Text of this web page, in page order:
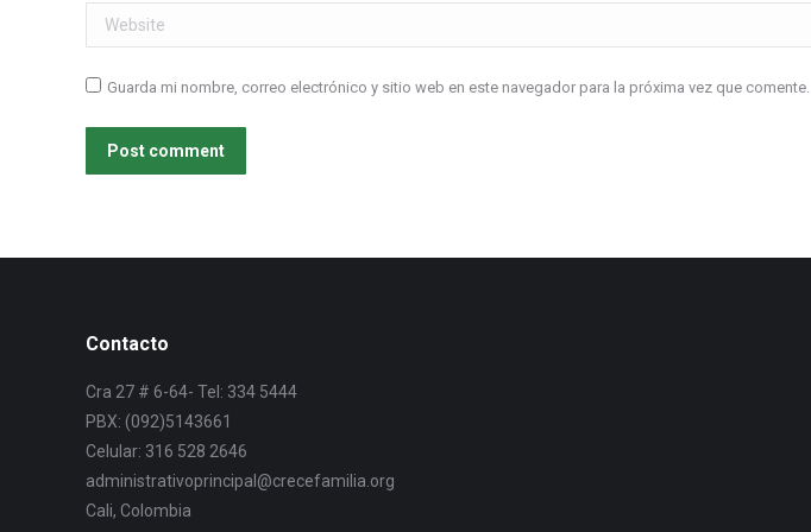
Website
Guarda mi nombre, correo electrónico y sitio web en este navegador para la próxima vez que comente.
Post comment
Contacto
Cra 27 # 6-64- Tel: 334 5444
PBX: (092)5143661
Celular: 316 528 2646
administrativoprincipal@crecefamilia.org
Cali, Colombia